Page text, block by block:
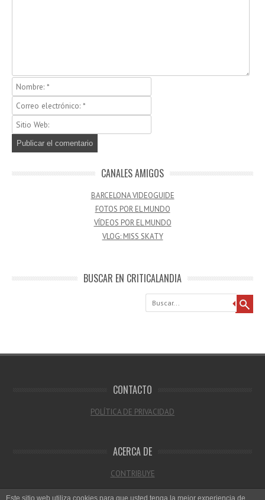
CANALES AMIGOS
BARCELONA VIDEOGUIDE
FOTOS POR EL MUNDO
VÍDEOS POR EL MUNDO
VLOG: MISS SKATY
BUSCAR EN CRITICALANDIA
Buscar
CONTACTO
POLÍTICA DE PRIVACIDAD
ACERCA DE
CONTRIBUYE
Este sitio web utiliza cookies para que usted tenga la mejor experiencia de